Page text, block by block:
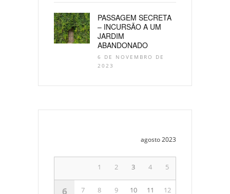
PASSAGEM SECRETA
– INCURSÃO A UM
JARDIM
ABANDONADO
6 DE NOVEMBRO DE
2023
agosto 2023
1 2 3 4 5
6 7 8 9 10 11 12